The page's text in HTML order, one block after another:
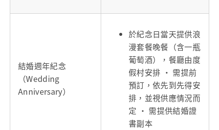
結婚週年紀念
（Wedding
Anniversary）
於紀念日當天提供浪
漫套餐晚餐（含一瓶
葡萄酒），餐廳由度
假村安排 • 需提前
預訂，依先到先得安
排，並視供應情況而
定 • 需提供結婚證
書副本